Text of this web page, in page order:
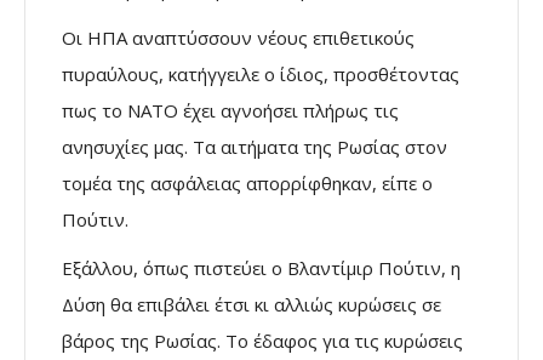
Οι ΗΠΑ αναπτύσσουν νέους επιθετικούς
πυραύλους, κατήγγειλε ο ίδιος, προσθέτοντας
πως το ΝΑΤΟ έχει αγνοήσει πλήρως τις
ανησυχίες μας. Τα αιτήματα της Ρωσίας στον
τομέα της ασφάλειας απορρίφθηκαν, είπε ο
Πούτιν.
Εξάλλου, όπως πιστεύει ο Βλαντίμιρ Πούτιν, η
Δύση θα επιβάλει έτσι κι αλλιώς κυρώσεις σε
βάρος της Ρωσίας. Το έδαφος για τις κυρώσεις